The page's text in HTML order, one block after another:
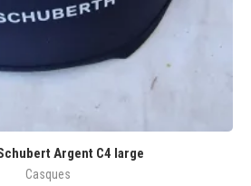
Argent C4 large
Casques